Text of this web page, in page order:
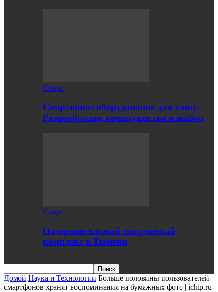
Спорт
Спортивное оборудование для улиц:
Разнообразие, преимущества и выбор
Спорт
Оздоровительный спортивный
комплекс в Тюмени
Домой Наука и Технологии Больше половины пользователей
смартфонов хранят воспоминания на бумажных фото | ichip.ru